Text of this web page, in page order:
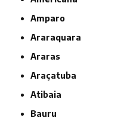
Amparo
Araraquara
Araras
Araçatuba
Atibaia
Bauru